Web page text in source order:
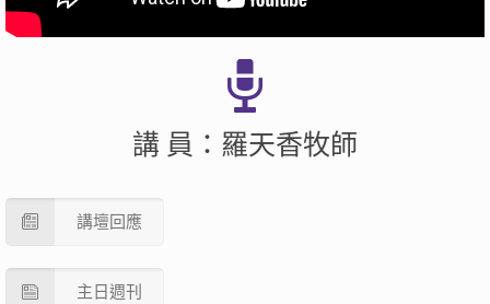
講 員：羅天香牧師
講壇回應
主日週刊